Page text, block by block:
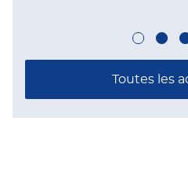
Toutes les